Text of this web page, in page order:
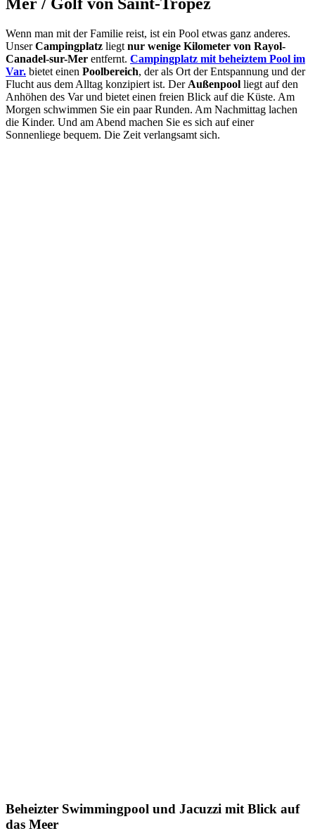
Mer / Golf von Saint-Tropez
Wenn man mit der Familie reist, ist ein Pool etwas ganz anderes.
UnserCampingplatz liegt nur wenige Kilometer von Rayol-
Canadel-sur-Mer entfernt. Campingplatz mit beheiztem Pool im
Var. bietet einen Poolbereich, der als Ort der Entspannung und der
Flucht aus dem Alltag konzipiert ist. Der Außenpool liegt auf den
Anhöhen des Var und bietet einen freien Blick auf die Küste. Am
Morgen schwimmen Sie ein paar Runden. Am Nachmittag lachen
die Kinder. Und am Abend machen Sie es sich auf einer
Sonnenliege bequem. Die Zeit verlangsamt sich.
Beheizter Swimmingpool und Jacuzzi mit Blick auf
das Meer